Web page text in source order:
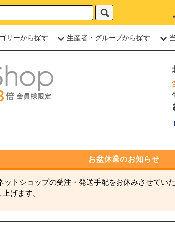
リーから探す 生産者・グループから探す
お盆休業のお知らせ
ットショップの受注・発送手配をお休みさせてい
げます。